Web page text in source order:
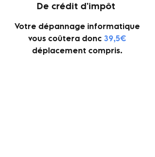
De crédit d'impôt
Votre dépannage informatique
vous coûtera donc 39,5€
déplacement compris.